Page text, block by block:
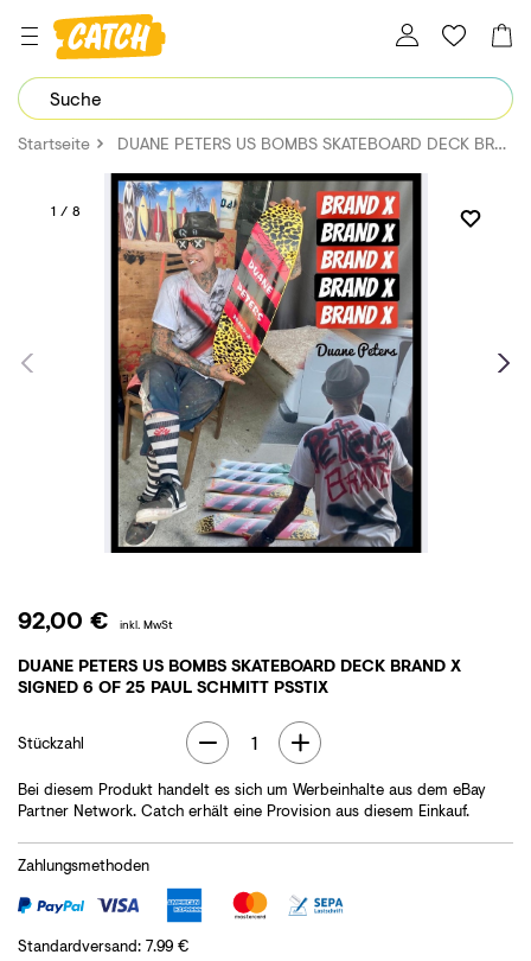
Dein Password wurde erfolgreich geändert.
Startseite DUANE PETERS US BOMBS SKATEBOARD DECK BRAND X SIGNED 6 OF 25 PAUL SCHMITT PSSTIX
1 / 8
92,00 € inkl. MwSt
DUANE PETERS US BOMBS SKATEBOARD DECK BRAND X
SIGNED 6 OF 25 PAUL SCHMITT PSSTIX
Stückzahl 1
Bei diesem Produkt handelt es sich um Werbeinhalte aus dem eBay
Partner Network. Catch erhält eine Provision aus diesem Einkauf.
Zahlungsmethoden
Standardversand: 7.99 €